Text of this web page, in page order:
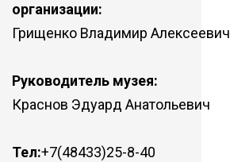
организации:
Грищенко Владимир Алексеевич
Руководитель музея:
Краснов Эдуард Анатольевич
Тел:+7(48433)25-8-40